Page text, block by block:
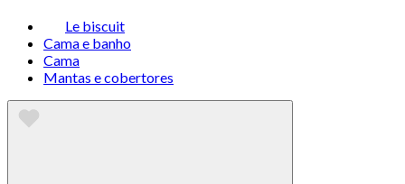
Le biscuit
Cama e banho
Cama
Mantas e cobertores